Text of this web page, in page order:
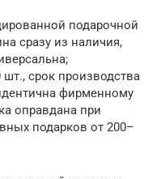
подарочной
сразу из наличия,
срок производства
фирменному
оправдана при
подарков от 200–